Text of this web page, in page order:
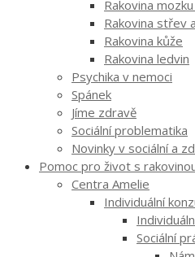
Rakovina mozku
Rakovina střev
Rakovina kůže
Rakovina ledvin
Psychika v nemoci
Spánek
Jíme zdravě
Sociální problematika
Novinky v sociální a
Pomoc pro život s
Centra Amelie
Individuální
Sociální